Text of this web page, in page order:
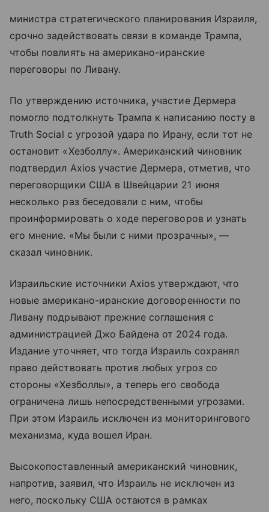
министра стратегического планирования Израиля,
срочно задействовать связи в команде Трампа,
чтобы повлиять на американо-иранские
переговоры по Ливану.
По утверждению источника, участие Дермера
помогло подтолкнуть Трампа к написанию посту в
Truth Social с угрозой удара по Ирану, если тот не
остановит «Хезболлу». Американский чиновник
подтвердил Axios участие Дермера, отметив, что
переговорщики США в Швейцарии 21 июня
несколько раз беседовали с ним, чтобы
проинформировать о ходе переговоров и узнать
его мнение. «Мы были с ними прозрачны», —
сказал чиновник.
Израильские источники Axios утверждают, что
новые американо-иранские договоренности по
Ливану подрывают прежние соглашения с
администрацией Джо Байдена от 2024 года.
Издание уточняет, что тогда Израиль сохранял
право действовать против любых угроз со
стороны «Хезболлы», а теперь его свобода
ограничена лишь непосредственными угрозами.
При этом Израиль исключен из мониторингового
механизма, куда вошел Иран.
Высокопоставленный американский чиновник,
напротив, заявил, что Израиль не исключен из
него, поскольку США остаются в рамках